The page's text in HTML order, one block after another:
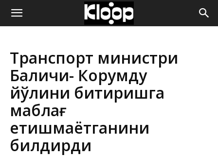
ҚИРҒИЗИСТОН
ЯНГИЛИКЛАРИ
Транспорт министри
Балиқчи- Корумду
йўлини битиришга
маблағ
етишмаётганини
билдирди